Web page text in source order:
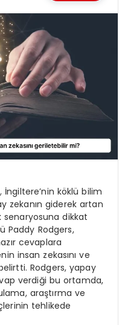
köklü bilim
zekanın giderek artan
senaryosuna dikkat
Paddy Rodgers,
cevaplara
insan zekasını ve
Rodgers, yapay
verdiği bu ortamda,
araştırma ve
tehlikede